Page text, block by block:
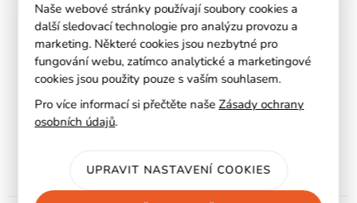
Mapa prodejen
RYCHLÉ ODKAZY
AI návrh kuchyně
Blog
Naše webové stránky používají soubory cookies a
další sledovací technologie pro analýzu provozu a
marketing. Některé cookies jsou nezbytné pro
fungování webu, zatímco analytické a marketingové
cookies jsou použity pouze s vaším souhlasem.
Pro více informací si přečtěte našeZásady ochrany
osobních údajů.
UPRAVIT NASTAVENÍ COOKIES